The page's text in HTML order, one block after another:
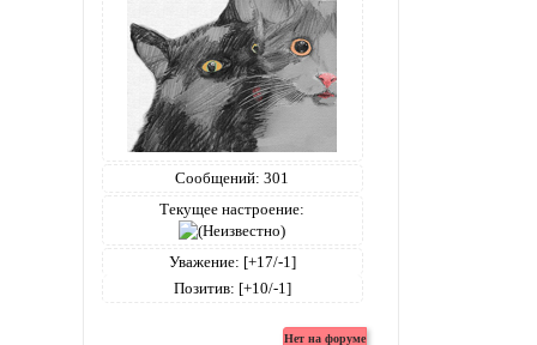
Сообщений: 301
Текущее настроение:
Уважение: [+17/-1]
Позитив: [+10/-1]